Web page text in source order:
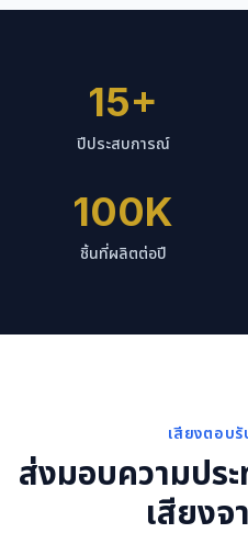
15+
ปีประสบการณ์
100K
ชิ้นที่ผลิตต่อปี
เสียงตอบ
ส่งมอบความปร
เสียงจ